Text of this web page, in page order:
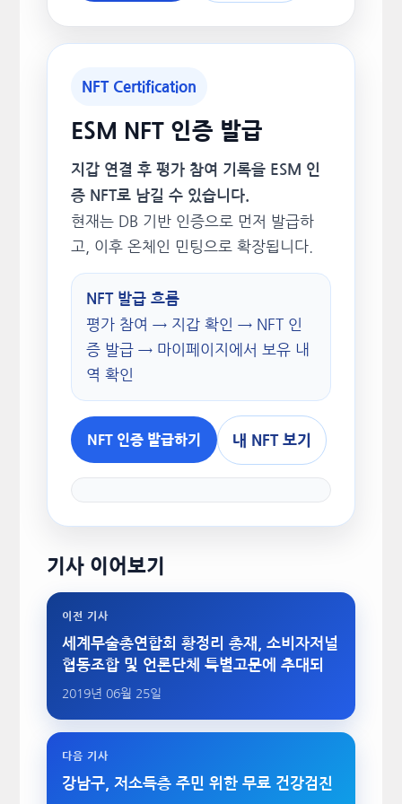
NFT Certification
ESM NFT 인증 발급
지갑 연결 후 평가 참여 기록을 ESM 인
증 NFT로 남길 수 있습니다.
현재는 DB 기반 인증으로 먼저 발급하
고, 이후 온체인 민팅으로 확장됩니다.
NFT 발급 흐름
평가 참여 → 지갑 확인 → NFT 인
증 발급 → 마이페이지에서 보유 내
역 확인
NFT 인증 발급하기 내 NFT 보기
기사 이어보기
이전 기사
세계무술총연합회 황정리 총재, 소비자저널
협동조합 및 언론단체 특별고문에 추대되
2019년 06월 25일
다음 기사
강남구, 저소득층 주민 위한 무료 건강검진